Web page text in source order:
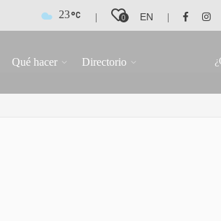
23 0 EN
Qué hacer Directorio